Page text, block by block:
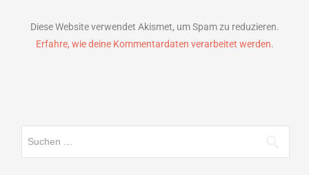
Diese Website verwendet Akismet, um Spam zu reduzieren.
Erfahre, wie deine Kommentardaten verarbeitet werden.